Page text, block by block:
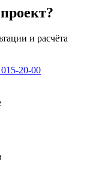
и расчёта
20-00